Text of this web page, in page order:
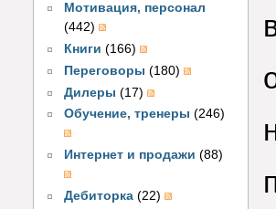
Мотивация, персонал
(442)
Книги (166)
Переговоры (180)
Дилеры (17)
Обучение, тренеры (246)
Интернет и продажи (88)
Дебиторка (22)